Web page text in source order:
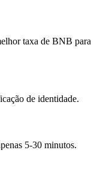
taxa de BNB para
de identidade.
5-30 minutos.